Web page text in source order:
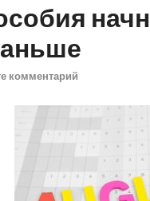
комментарий